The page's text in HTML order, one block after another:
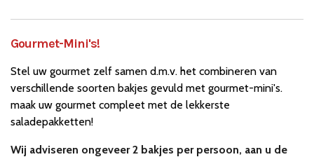
Gourmet-Mini's!
Stel uw gourmet zelf samen d.m.v. het combineren van
verschillende soorten bakjes gevuld met gourmet-mini's.
maak uw gourmet compleet met de lekkerste
saladepakketten!
Wij adviseren ongeveer 2 bakjes per persoon, aan u de